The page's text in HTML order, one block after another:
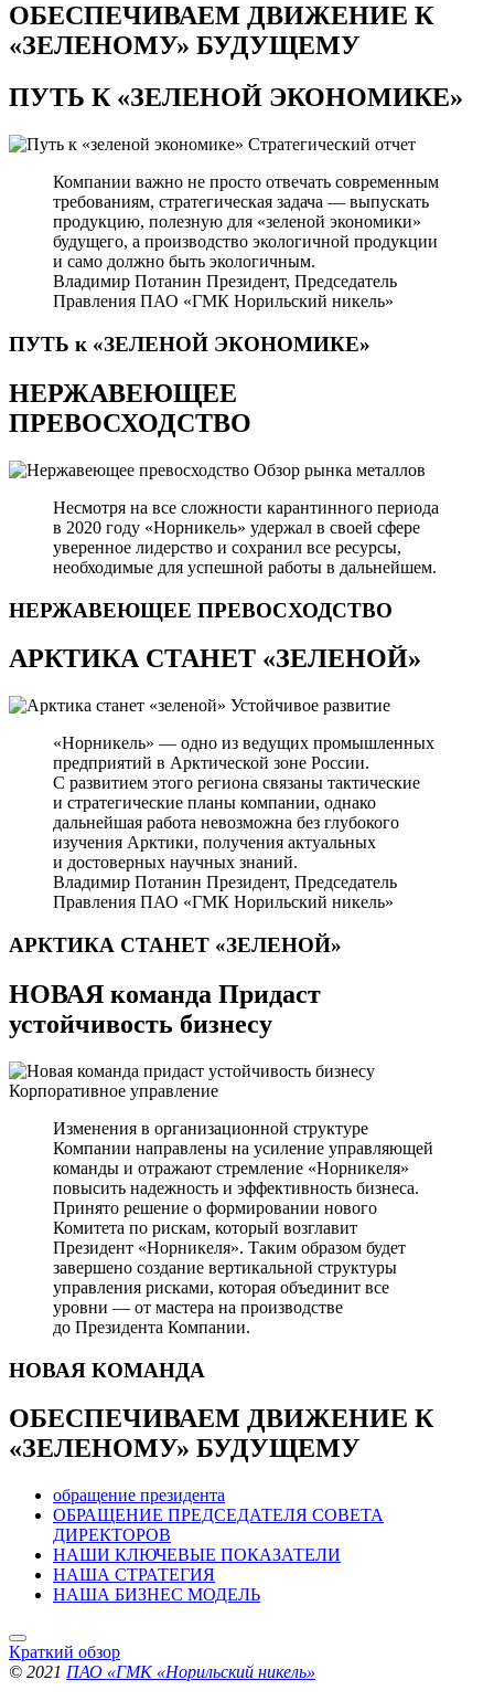
ОБЕСПЕЧИВАЕМ ДВИЖЕНИЕ К
«ЗЕЛЕНОМУ» БУДУЩЕМУ
ПУТЬ К«ЗЕЛЕНОЙ ЭКОНОМИКЕ»
Стратегический отчет
Компании важно не просто отвечать современным
требованиям, стратегическая задача — выпускать
продукцию, полезную для «зеленой экономики»
будущего, а производство экологичной продукции
и само должно быть экологичным.
Владимир Потанин Президент, Председатель
Правления ПАО «ГМК Норильский никель»
ПУТЬ к «ЗЕЛЕНОЙ ЭКОНОМИКЕ»
НЕРЖАВЕЮЩЕЕ
ПРЕВОСХОДСТВО
Обзор рынка металлов
Несмотря на все сложности карантинного периода
в 2020 году «Норникель» удержал в своей сфере
уверенное лидерство и сохранил все ресурсы,
необходимые для успешной работы в дальнейшем.
НЕРЖАВЕЮЩЕЕ ПРЕВОСХОДСТВО
АРКТИКА СТАНЕТ «ЗЕЛЕНОЙ»
Устойчивое развитие
«Норникель» — одно из ведущих промышленных
предприятий в Арктической зоне России.
С развитием этого региона связаны тактические
и стратегические планы компании, однако
дальнейшая работа невозможна без глубокого
изучения Арктики, получения актуальных
и достоверных научных знаний.
Владимир Потанин Президент, Председатель
Правления ПАО «ГМК Норильский никель»
АРКТИКА СТАНЕТ «ЗЕЛЕНОЙ»
НОВАЯ команда Придаст
устойчивость бизнесу
Корпоративное управление
Изменения в организационной структуре
Компании направлены на усиление управляющей
команды и отражают стремление «Норникеля»
повысить надежность и эффективность бизнеса.
Принято решение о формировании нового
Комитета по рискам, который возглавит
Президент «Норникеля». Таким образом будет
завершено создание вертикальной структуры
управления рисками, которая объединит все
уровни — от мастера на производстве
до Президента Компании.
НОВАЯ КОМАНДА
ОБЕСПЕЧИВАЕМ ДВИЖЕНИЕ К
«ЗЕЛЕНОМУ» БУДУЩЕМУ
обращение президента
ОБРАЩЕНИЕ ПРЕДСЕДАТЕЛЯ СОВЕТА
ДИРЕКТОРОВ
НАШИ КЛЮЧЕВЫЕ ПОКАЗАТЕЛИ
НАША СТРАТЕГИЯ
НАША БИЗНЕС МОДЕЛЬ
Краткий обзор
© 2021 ПАО «ГМК «Норильский никель»